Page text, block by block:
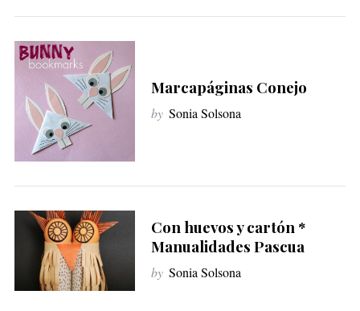
Marcapáginas Conejo
by Sonia Solsona
Con huevos y cartón *
Manualidades Pascua
by Sonia Solsona